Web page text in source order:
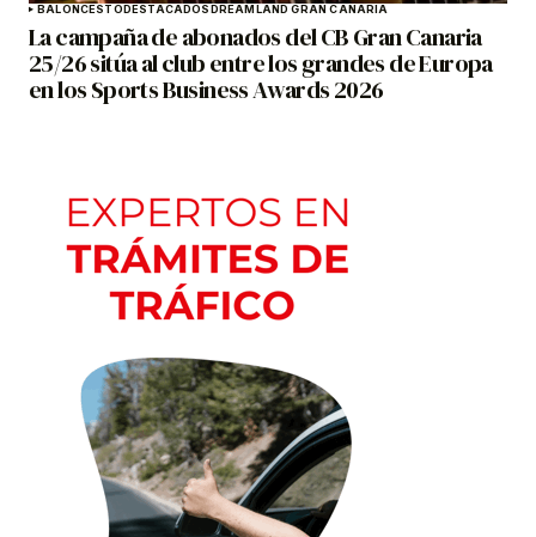
BALONCESTO DESTACADOS DREAMLAND GRAN CANARIA
La campaña de abonados del CB Gran Canaria
25/26 sitúa al club entre los grandes de Europa
en los Sports Business Awards 2026